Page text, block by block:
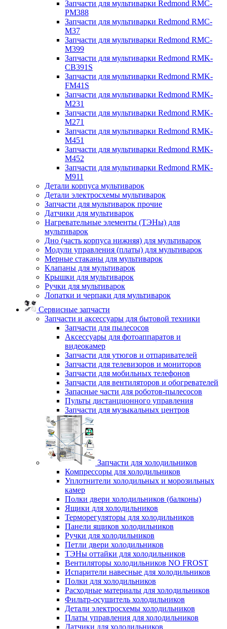
Запчасти для мультиварки Redmond RMC-
PM388
Запчасти для мультиварки Redmond RMC-
M37
Запчасти для мультиварки Redmond RMC-
M399
Запчасти для мультиварки Redmond RMK-
CB391S
Запчасти для мультиварки Redmond RMK-
FM41S
Запчасти для мультиварки Redmond RMK-
M231
Запчасти для мультиварки Redmond RMK-
M271
Запчасти для мультиварки Redmond RMK-
M451
Запчасти для мультиварки Redmond RMK-
M452
Запчасти для мультиварки Redmond RMK-
M911
Детали корпуса мультиварок
Детали электросхемы мультиварок
Запчасти для мультиварок прочие
Датчики для мультиварок
Нагревательные элементы (ТЭНы) для
мультиварок
Дно (часть корпуса нижняя) для мультиварок
Модули управления (платы) для мультиварок
Мерные стаканы для мультиварок
Клапаны для мультиварок
Крышки для мультиварок
Ручки для мультиварок
Лопатки и черпаки для мультиварок
Сервисные запчасти
Запчасти и аксессуары для бытовой техники
Запчасти для пылесосов
Аксессуары для фотоаппаратов и
видеокамер
Запчасти для утюгов и отпаривателей
Запчасти для телевизоров и мониторов
Запчасти для мобильных телефонов
Запчасти для вентиляторов и обогревателей
Запасные части для роботов-пылесосов
Пульты дистанционного управления
Запчасти для музыкальных центров
Запчасти для холодильников
Компрессоры для холодильников
Уплотнители холодильных и морозильных
камер
Полки двери холодильников (балконы)
Ящики для холодильников
Терморегуляторы для холодильников
Панели ящиков холодильников
Ручки для холодильников
Петли двери холодильников
ТЭНы оттайки для холодильников
Вентиляторы холодильников NO FROST
Испарители навесные для холодильников
Полки для холодильников
Расходные материалы для холодильников
Фильтр-осушитель холодильников
Детали электросхемы холодильников
Платы управления для холодильников
Датчики для холодильников